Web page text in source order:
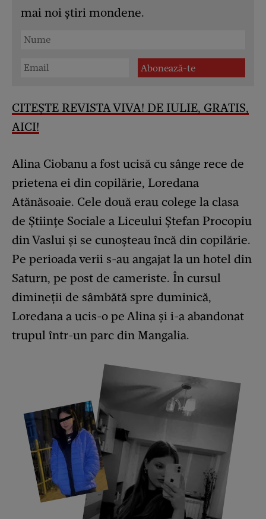
mai noi știri mondene.
CITEȘTE REVISTA VIVA! DE IULIE, GRATIS,
AICI!
Alina Ciobanu a fost ucisă cu sânge rece de
prietena ei din copilărie, Loredana
Atănăsoaie. Cele două erau colege la clasa
de Științe Sociale a Liceului Ștefan Procopiu
din Vaslui și se cunoșteau încă din copilărie.
Pe perioada verii s-au angajat la un hotel din
Saturn, pe post de cameriste. În cursul
dimineții de sâmbătă spre duminică,
Loredana a ucis-o pe Alina și i-a abandonat
trupul într-un parc din Mangalia.